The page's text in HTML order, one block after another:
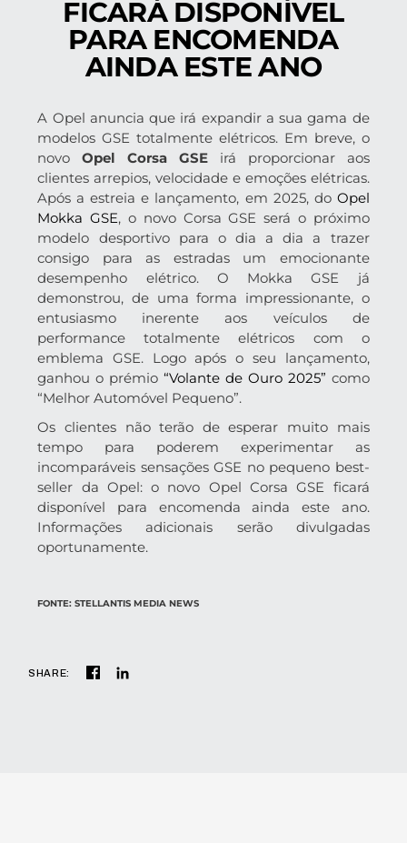
FICARÁ DISPONÍVEL
PARA ENCOMENDA
AINDA ESTE ANO
A Opel anuncia que irá expandir a sua gama de
modelos GSE totalmente elétricos. Em breve, o
novoOpel Corsa GSE irá proporcionar aos
clientes arrepios, velocidade e emoções elétricas.
Após a estreia e lançamento, em 2025, do Opel
Mokka GSE, o novo Corsa GSE será o próximo
modelo desportivo para o dia a dia a trazer
consigo para as estradas um emocionante
desempenho elétrico. O Mokka GSE já
demonstrou, de uma forma impressionante, o
entusiasmo inerente aos veículos de
performance totalmente elétricos com o
emblema GSE. Logo após o seu lançamento,
ganhou o prémio“Volante de Ouro 2025” como
“Melhor Automóvel Pequeno”.
Os clientes não terão de esperar muito mais
tempo para poderem experimentar as
incomparáveis sensações GSE no pequeno best-
seller da Opel: o novo Opel Corsa GSE ficará
disponível para encomenda ainda este ano.
Informações adicionais serão divulgadas
oportunamente.
FONTE: STELLANTIS MEDIA NEWS
SHARE: